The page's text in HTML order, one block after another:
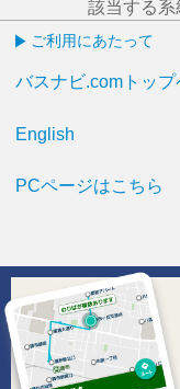
該当する系
ご利用にあたって
バスナビ.comトップ
English
PCページはこちら